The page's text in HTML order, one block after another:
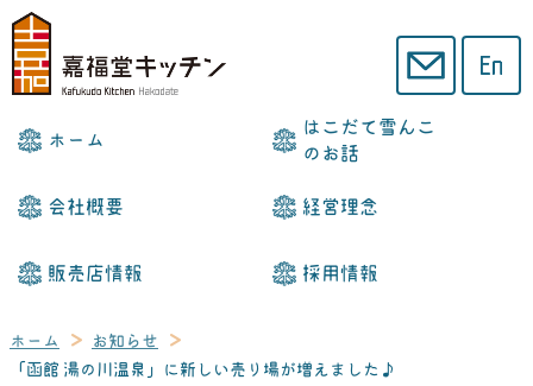
ホーム
はこだて雪んこ
のお話
会社概要 経営理念
販売店情報 採用情報
ホーム
お知らせ
「函館 湯の川温泉」に新しい売り場が増えました♪